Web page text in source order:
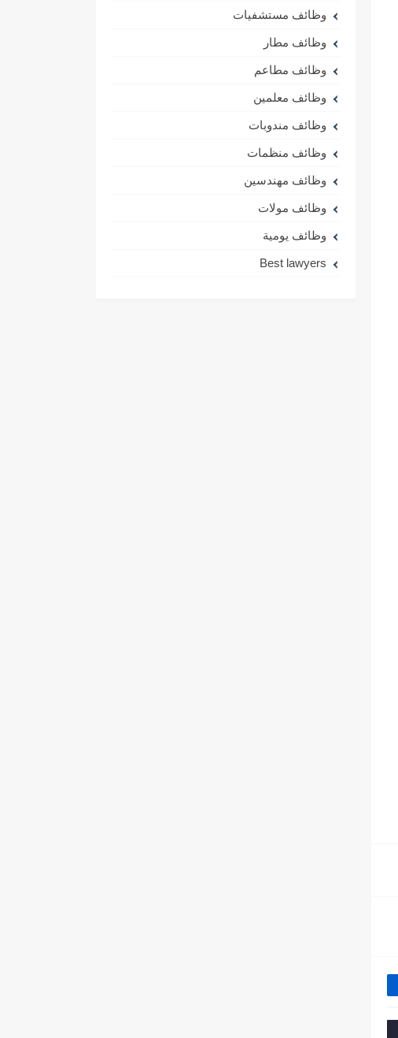
وظائف مستشفيات
وظائف مطار
وظائف مطاعم
وظائف معلمين
وظائف مندوبات
وظائف منظمات
وظائف مهندسين
وظائف مولات
وظائف يومية
Best lawyers